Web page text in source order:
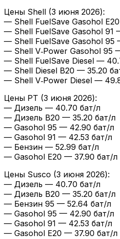
Цены Shell (3 июня 2026):
— Shell FuelSave Gasohol
— Shell FuelSave Gasohol 91
— Shell FuelSave Gasohol 95
— Shell V‑Power Gasohol 95
— Shell FuelSave Diesel —
— Shell Diesel B20 — 35.20
— Shell V‑Power Diesel —
Цены PT (3 июня 2026):
— Дизель — 40.70 бат/л
— Дизель B20 — 35.20 бат/л
— Gasohol 95 — 42.90 бат/л
— Gasohol 91 — 42.53 бат/л
— Бензин — 52.99 бат/л
— Gasohol E20 — 37.90 бат/л
Цены Susco (3 июня 2026):
— Дизель — 40.70 бат/л
— Дизель B20 — 35.20 бат/л
— Бензин 95 — 52.64 бат/л
— Gasohol 95 — 42.90 бат/л
— Gasohol 91 — 42.53 бат/л
— Gasohol E20 — 37.90 бат/л